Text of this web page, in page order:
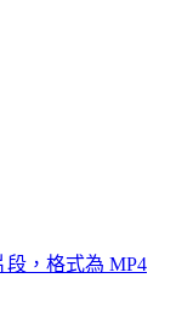
段，格式為 MP4